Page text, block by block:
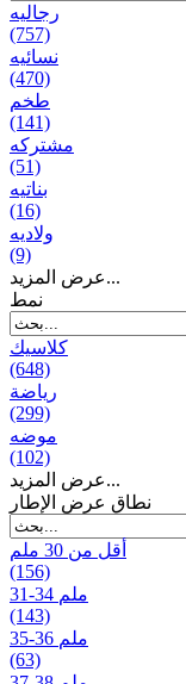
رجالیه
(757)
نسائیه
(470)
طخم
(141)
مشتركه
(51)
بناتیه
(16)
ولادیه
(9)
عرض المزيد...
نمط
كلاسيك
(648)
رياضة
(299)
موضه
(102)
عرض المزيد...
نطاق عرض الإطار
أقل من 30 ملم
(156)
31-34 ملم
(143)
35-36 ملم
(63)